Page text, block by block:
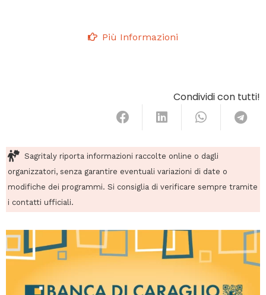
Più Informazioni
Condividi con tutti!
Sagritaly riporta informazioni raccolte online o dagli
organizzatori, senza garantire eventuali variazioni di date o
modifiche dei programmi. Si consiglia di verificare sempre tramite
i contatti ufficiali.